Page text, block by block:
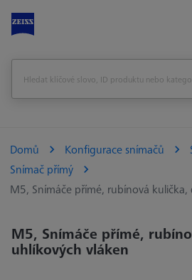
Domů Konfigurace snímačů
Snímač přímý
M5, Snímáče přímé, rubínová
M5, Snímáče přímé,
uhlíkových vláken